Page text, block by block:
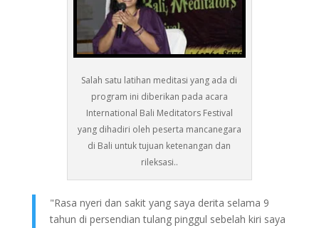
Salah satu latihan meditasi yang ada di
program ini diberikan pada acara
International Bali Meditators Festival
yang dihadiri oleh peserta mancanegara
di Bali untuk tujuan ketenangan dan
rileksasi..
"Rasa nyeri dan sakit yang saya derita selama 9
tahun di persendian tulang pinggul sebelah kiri saya